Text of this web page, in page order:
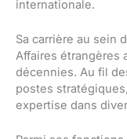
internationale.
Sa carrière au sein
Affaires étrangères
décennies. Au fil
postes
expertise dans